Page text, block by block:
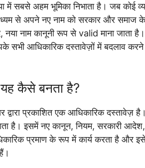
सबसे अहम भूमिका निभाता है। जब कोई
से अपने नए नाम को सरकार और समाज
नया नाम कानूनी रूप से valid माना जाता
आधिकारिक दस्तावेज़ों में बदलाव करने
कैसे बनता है?
प्रकाशित एक आधिकारिक दस्तावेज़
है। इसमें नए कानून, नियम, सरकारी
प्रमाण के रूप में कार्य करता है और